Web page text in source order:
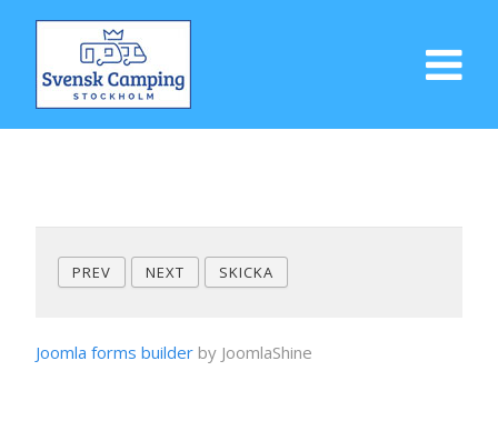
PREV NEXT SKICKA
Joomla forms builder by JoomlaShine